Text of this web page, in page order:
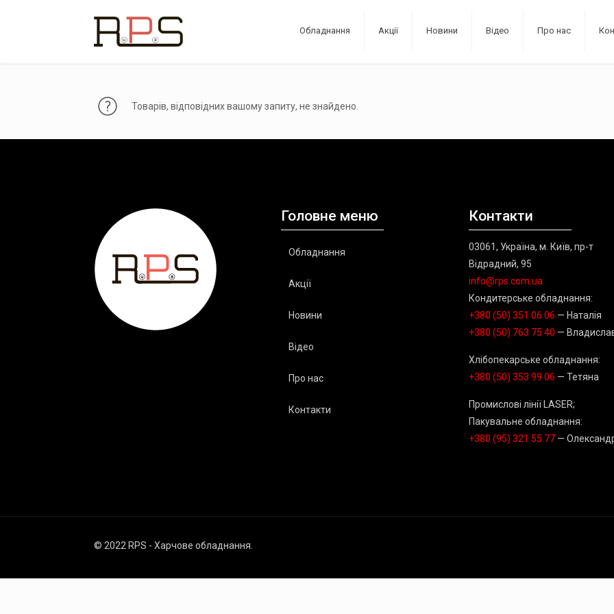
Обладнання Акції Новини Відео Про нас
Товарів, відповідних вашому запиту, не знайдено.
Головне меню
Обладнання
Акції
Новини
Відео
Про нас
Контакти
Контакти
03061, Україна, м. Київ, пр-т
Відрадний, 95
info@rps.com.ua
Кондитерське обладнання:
+380 (50) 351 06 06 — Наталія
+380 (50) 763 75 40 —
Хлібопекарське обладнання:
+380 (50) 353 99 06 — Тетяна
Промислові лінії LASER;
Пакувальне обладнання:
+380 (95) 321 55 77 —
© 2022 RPS - Харчове обладнання.